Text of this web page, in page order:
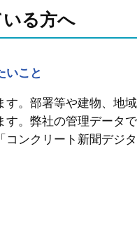
いる方へ
いこと
。部署等や建物、地
。弊社の管理データ
ンクリート新聞デジ